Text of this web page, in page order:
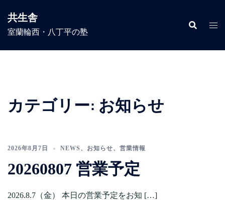
共生舎
室蘭輪西・八丁平の塾
カテゴリー: お知らせ
2026年8月7日 NEWS 、 お知らせ、 営業情報
20260807 営業予定
2026.8.7（金） 本日の営業予定をお知 […]